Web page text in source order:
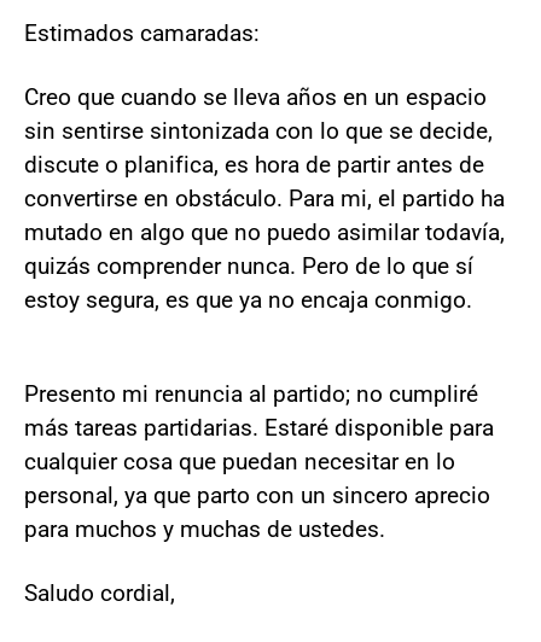
Estimados camaradas:
Creo que cuando se lleva años en un espacio
sin sentirse sintonizada con lo que se decide,
discute o planifica, es hora de partir antes de
convertirse en obstáculo. Para mi, el partido ha
mutado en algo que no puedo asimilar todavía,
quizás comprender nunca. Pero de lo que sí
estoy segura, es que ya no encaja conmigo.
Presento mi renuncia al partido; no cumpliré
más tareas partidarias. Estaré disponible para
cualquier cosa que puedan necesitar en lo
personal, ya que parto con un sincero aprecio
para muchos y muchas de ustedes.
Saludo cordial,